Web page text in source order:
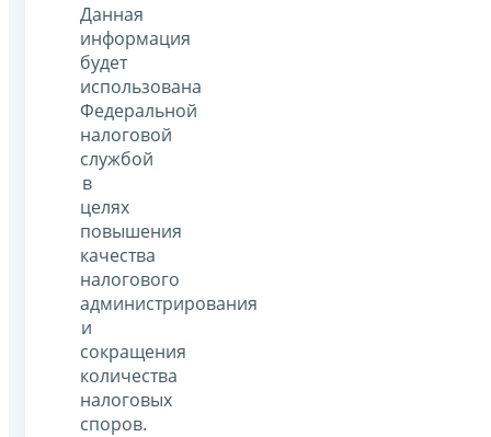
Данная
информация
будет
использована
Федеральной
налоговой
службой
в
целях
повышения
качества
налогового
администрирования
и
сокращения
количества
налоговых
споров.